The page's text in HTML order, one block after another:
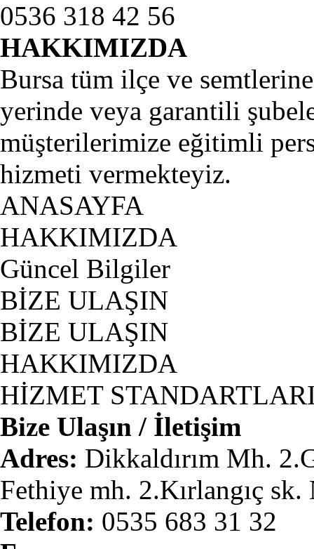
0536 318 42 56
HAKKIMIZDA
Bursa tüm ilçe ve
yerinde veya garantili
müşterilerimize eğitimli
hizmeti vermekteyiz.
ANASAYFA
HAKKIMIZDA
Güncel Bilgiler
BİZE ULAŞIN
BİZE ULAŞIN
HAKKIMIZDA
HİZMET
Bize Ulaşın / İletişim
Adres: Dikkaldırım Mh.
Fethiye mh. 2.Kırlangıç
Telefon: 0535 683 31 32